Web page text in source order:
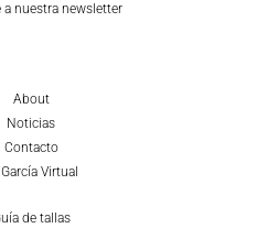
a nuestra newsletter
About
Noticias
Contacto
Virtual
de tallas